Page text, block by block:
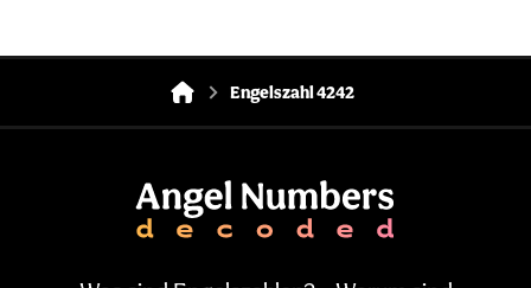
Engelszahl 4242